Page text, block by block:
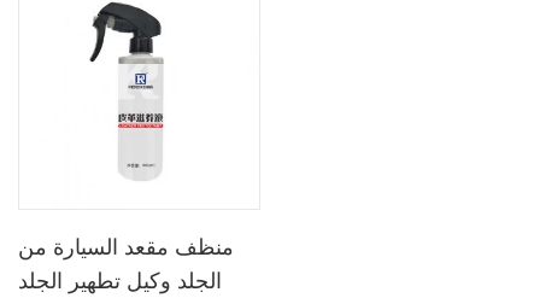
منظف ​​مقعد السيارة من
الجلد وكيل تطهير الجلد